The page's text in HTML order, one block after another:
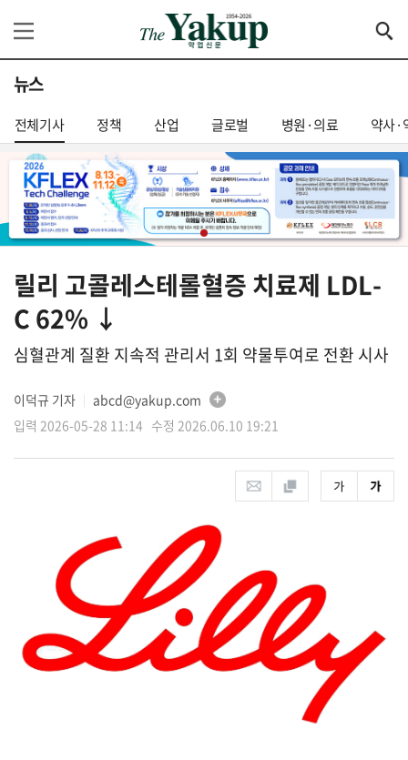
뉴스
전체기사 정책 산업 글로벌 병원·의료 약사·
릴리 고콜레스테롤혈증 치료제 LDL-
C 62% ↓
심혈관계 질환 지속적 관리서 1회 약물투여로 전환 시사
이덕규 기자
abcd@yakup.com
입력 2026-05-28 11:14 수정 2026.06.10 19:21